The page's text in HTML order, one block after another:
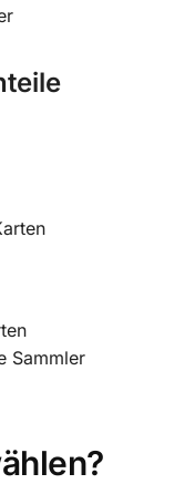
Sammler